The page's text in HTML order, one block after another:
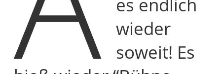
wieder
soweit! Es